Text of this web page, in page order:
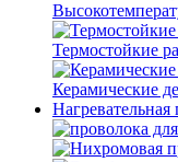
Термостойкие
Керамические
Нагревательная